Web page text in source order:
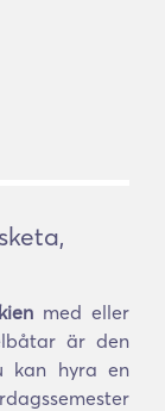
med eller
är den
kan hyra en